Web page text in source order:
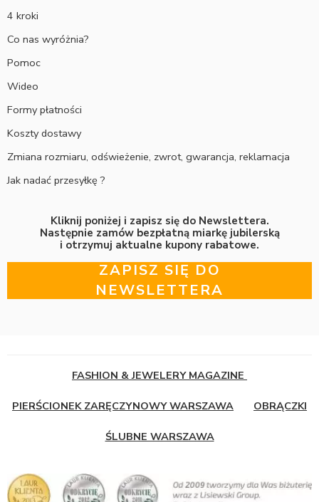
4 kroki
Co nas wyróżnia?
Pomoc
Wideo
Formy płatności
Koszty dostawy
Zmiana rozmiaru, odświeżenie, zwrot, gwarancja, reklamacja
Jak nadać przesyłkę ?
Kliknij poniżej i zapisz się do Newslettera.
Następnie zamów bezpłatną miarkę jubilerską
i otrzymuj aktualne kupony rabatowe.
ZAPISZ SIĘ DO
NEWSLETTERA
FASHION & JEWELERY MAGAZINE
PIERŚCIONEK ZARĘCZYNOWY WARSZAWA OBRĄCZKI
ŚLUBNE WARSZAWA